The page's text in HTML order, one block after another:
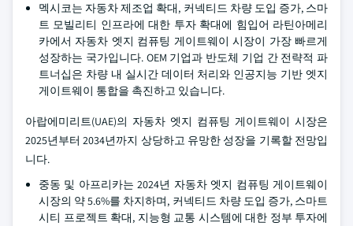
멕시코는 자동차 제조업 확대, 커넥티드 차량 도입 증가, 스마
트 모빌리티 인프라에 대한 투자 확대에 힘입어 라틴아메리
카에서 자동차 엣지 컴퓨팅 게이트웨이 시장이 가장 빠르게
성장하는 국가입니다. OEM 기업과 반도체 기업 간 전략적 파
트너십은 차량 내 실시간 데이터 처리와 인공지능 기반 엣지
게이트웨이 통합을 촉진하고 있습니다.
아랍에미리트(UAE)의 자동차 엣지 컴퓨팅 게이트웨이 시장은
2025년부터 2034년까지 상당하고 유망한 성장을 기록할 전망입
니다.
중동 및 아프리카는 2024년 자동차 엣지 컴퓨팅 게이트웨이
시장의 약 5.6%를 차지하며, 커넥티드 차량 도입 증가, 스마트
시티 프로젝트 확대, 지능형 교통 시스템에 대한 정부 투자에